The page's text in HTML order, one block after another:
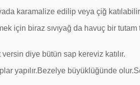
karamalize edilip veya çiğ
için biraz sıvıyağ da havuç bir
diye bütün sap kereviz katılır.
yapılır.Bezelye büyüklüğünde